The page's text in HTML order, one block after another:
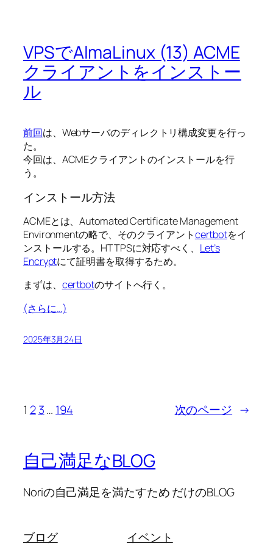
VPSでAlmaLinux (13) ACME
クライアントをインストー
ル
前回は、Webサーバのディレクトリ構成変更を行っ
た。
今回は、ACMEクライアントのインストールを行
う。
インストール方法
ACMEとは、Automated Certificate Management
Environmentの略で、そのクライアントcertbotをイ
ンストールする。HTTPSに対応すべく、 Let’s
Encryptにて証明書を取得するため。
まずは、 certbotのサイトへ行く。
(さらに…)
2025年3月24日
1 2 3… 194 次のページ →
自己満足なBLOG
Noriの自己満足を満たすため だけのBLOG
ブログ
イベント